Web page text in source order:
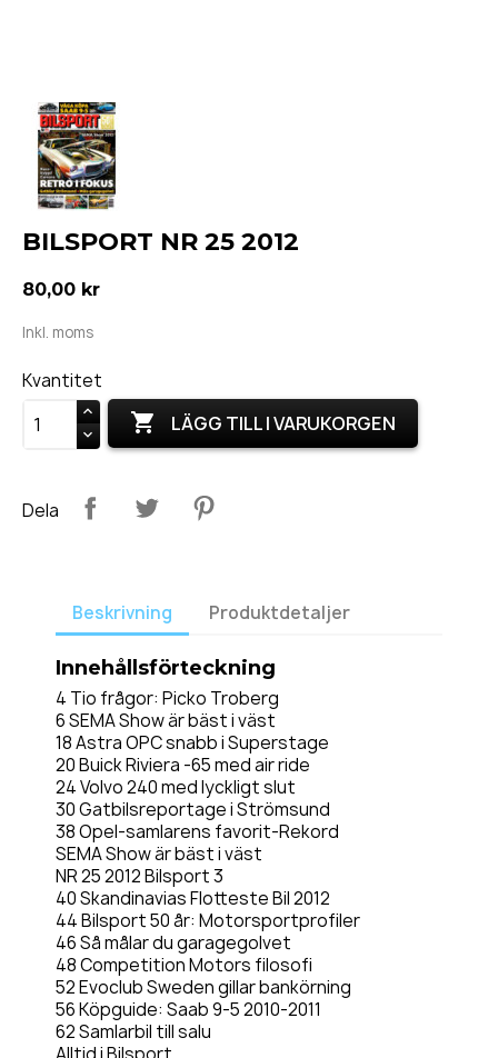
BILSPORT NR 25 2012
80,00 kr
Inkl. moms
Kvantitet
 LÄGG TILL I VARUKORGEN
Dela
Beskrivning Produktdetaljer
Innehållsförteckning
4 Tio frågor: Picko Troberg
6 SEMA Show är bäst i väst
18 Astra OPC snabb i Superstage
20 Buick Riviera -65 med air ride
24 Volvo 240 med lyckligt slut
30 Gatbilsreportage i Strömsund
38 Opel-samlarens favorit-Rekord
SEMA Show är bäst i väst
NR 25 2012 Bilsport 3
40 Skandinavias Flotteste Bil 2012
44 Bilsport 50 år: Motorsportprofiler
46 Så målar du garagegolvet
48 Competition Motors filosofi
52 Evoclub Sweden gillar bankörning
56 Köpguide: Saab 9-5 2010-2011
62 Samlarbil till salu